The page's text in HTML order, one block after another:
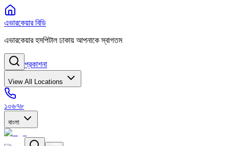
এভারকেয়ার বিডি
এভারকেয়ার হসপিটাল ঢাকায় আপনাকে স্বাগতম
প্রকাশনা
View All Locations
১০৬৭৮
বাংলা